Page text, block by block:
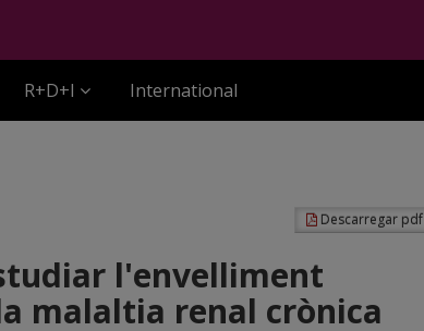
R+D+I International
Descarregar pdf
l'envelliment
malaltia renal crònica